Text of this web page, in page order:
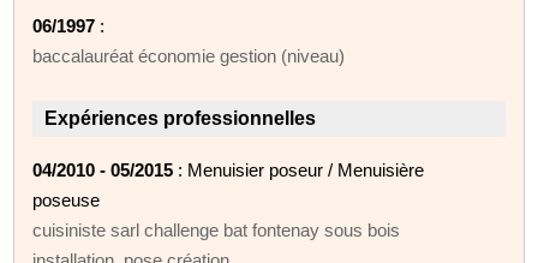
06/1997 :
baccalauréat économie gestion (niveau)
Expériences professionnelles
04/2010 - 05/2015 : Menuisier poseur / Menuisière
poseuse
cuisiniste sarl challenge bat fontenay sous bois